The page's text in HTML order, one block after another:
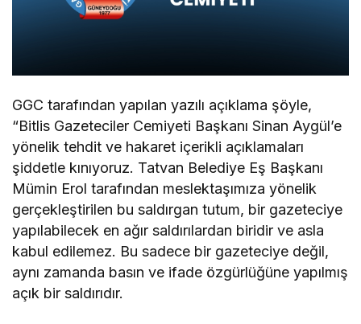
GGC tarafından yapılan yazılı açıklama şöyle,
“Bitlis Gazeteciler Cemiyeti Başkanı Sinan Aygül’e
yönelik tehdit ve hakaret içerikli açıklamaları
şiddetle kınıyoruz. Tatvan Belediye Eş Başkanı
Mümin Erol tarafından meslektaşımıza yönelik
gerçekleştirilen bu saldırgan tutum, bir gazeteciye
yapılabilecek en ağır saldırılardan biridir ve asla
kabul edilemez. Bu sadece bir gazeteciye değil,
aynı zamanda basın ve ifade özgürlüğüne yapılmış
açık bir saldırıdır.